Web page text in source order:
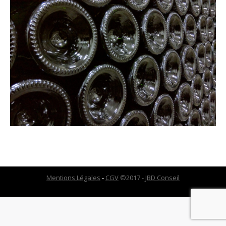
Mentions Légales - CGV ©2017 - JBD Conseil